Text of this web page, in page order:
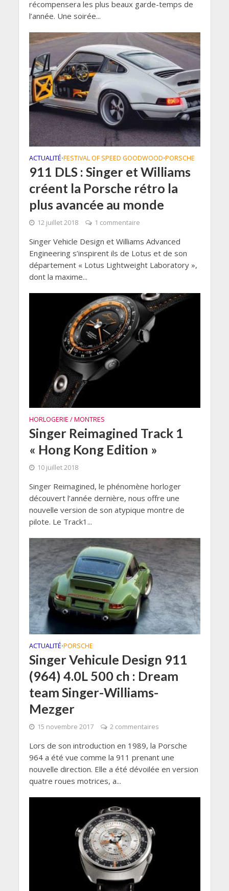
récompensera les plus beaux garde-temps de
l’année. Une soirée...
ACTUALITÉ•FESTIVAL OF SPEED GOODWOOD•PORSCHE
911 DLS : Singer et Williams
créent la Porsche rétro la
plus avancée au monde
12 juillet 2018 1 commentaire
Singer Vehicle Design et Williams Advanced
Engineering s’inspirent ils de Lotus et de son
département « Lotus Lightweight Laboratory »,
dont la maxime...
HORLOGERIE / MONTRES
Singer Reimagined Track 1
« Hong Kong Edition »
10 juillet 2018
Singer Reimagined, le phénomène horloger
découvert l’année dernière, nous offre une
nouvelle version de son atypique montre de
pilote. Le Track1...
ACTUALITÉ•PORSCHE
Singer Vehicule Design 911
(964) 4.0L 500 ch : Dream
team Singer-Williams-
Mezger
15 novembre 2017 2 commentaires
Lors de son introduction en 1989, la Porsche
964 a été vue comme la 911 prenant une
nouvelle direction. Elle a été dévoilée en version
quatre roues motrices, a...